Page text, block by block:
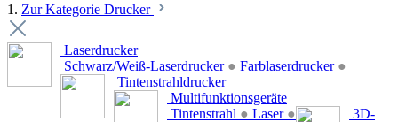
1. Zur Kategorie Drucker
Laserdrucker
Schwarz/Weiß-Laserdrucker ● Farblaserdrucker ●
Tintenstrahldrucker
Multifunktionsgeräte
Tintenstrahl ● Laser ● 3D-